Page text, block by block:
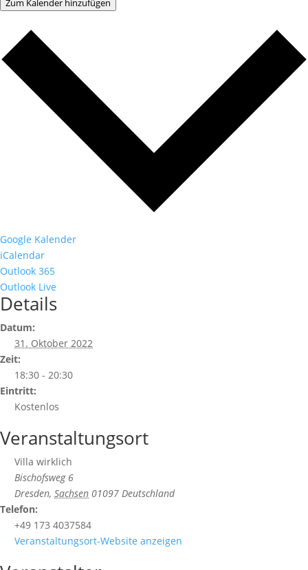
Zum Kalender hinzufügen
Google Kalender
iCalendar
Outlook 365
Outlook Live
Details
Datum:
31. Oktober 2022
Zeit:
18:30 - 20:30
Eintritt:
Kostenlos
Veranstaltungsort
Villa wirklich
Bischofsweg 6
Dresden, Sachsen 01097 Deutschland
Telefon:
+49 173 4037584
Veranstaltungsort-Website anzeigen